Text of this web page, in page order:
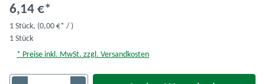
6,14 €*
1 Stück, (0,00 €* / )
1 Stück
* Preise inkl. MwSt. zzgl. Versandkosten